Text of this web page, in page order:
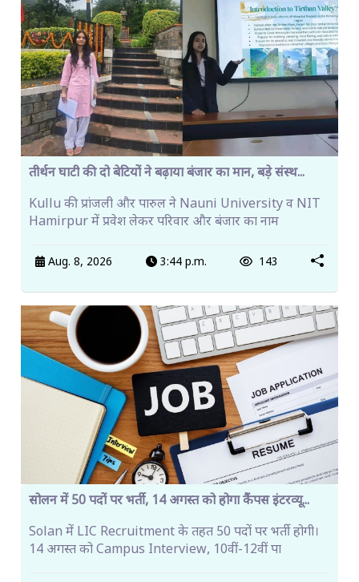
तीर्थन घाटी की दो बेटियों ने बढ़ाया बंजार का मान, बड़े संस्थ...
Kullu की प्रांजली और पारुल ने Nauni University व NIT
Hamirpur में प्रवेश लेकर परिवार और बंजार का नाम
Aug. 8, 2026 3:44 p.m. 143
सोलन में 50 पदों पर भर्ती, 14 अगस्त को होगा कैंपस इंटरव्यू...
Solan में LIC Recruitment के तहत 50 पदों पर भर्ती होगी।
14 अगस्त को Campus Interview, 10वीं-12वीं पा